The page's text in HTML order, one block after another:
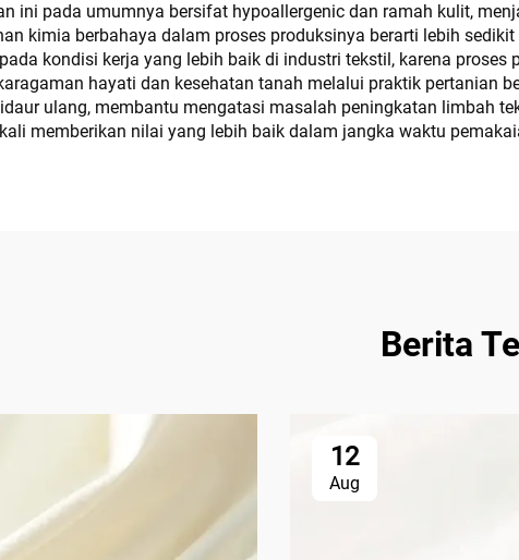
ini pada umumnya bersifat hypoallergenic dan ramah kulit,
kimia berbahaya dalam proses produksinya berarti lebih
kondisi kerja yang lebih baik di industri tekstil, karena
hayati dan kesehatan tanah melalui praktik pertanian
ulang, membantu mengatasi masalah peningkatan limbah
memberikan nilai yang lebih baik dalam jangka waktu
Berita
12
Aug